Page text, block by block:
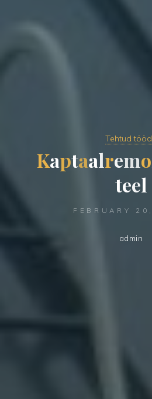
Tehtud tööd
Kaptaalremo
teel
FEBRUARY
admin